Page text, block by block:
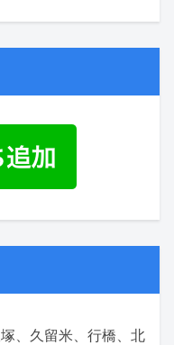
、久留米、行橋、北